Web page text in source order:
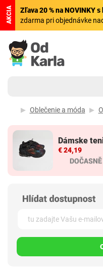
AKCIA Zľava 20 % na NOVINKY
zdarma pri objednávke
Oblečenie a móda
Dámske
€ 24,19